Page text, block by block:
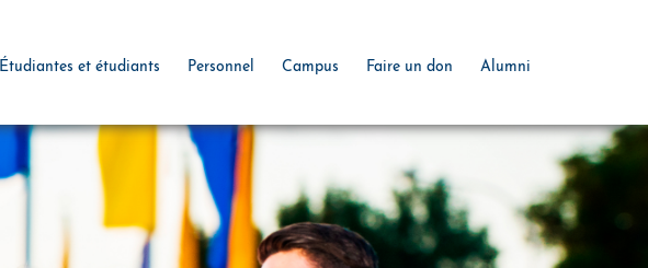
Étudiantes et étudiants Personnel Campus Faire un don Alumni